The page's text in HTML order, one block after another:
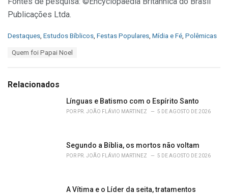
Publicações Ltda.
C
o
r
Destaques Estudos Bíblicos Festas Populares Mídia e Fé Polêmicas
:
Quem foi Papai Noel
Relacionados
Línguas e Batismo com o Espírito Santo
POR PR. JOÃO FLÁVIO MARTINEZ 5 DE AGOSTO DE 2026
Segundo a Bíblia, os mortos não voltam
POR PR. JOÃO FLÁVIO MARTINEZ 5 DE AGOSTO DE 2026
A Vítima e o Líder da seita, tratamentos